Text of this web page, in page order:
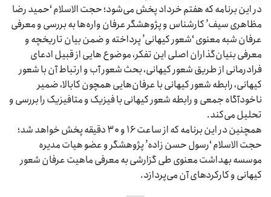
در این برنامه که هفتم خرداد پخش می‌شود؛ حجت الاسلام ‘حمید رضا
مظاهری سیف’ کارشناس و پژوهشگر عرفان واره‌ها به بررسی و معرفی
عرفان شبه معنوی ‘شعور کیهانی’ پرداخته و ضمن بیان تاریخچه و
معرفی بنیان‌گذاران اصلی این تفکر، موضوع هایی از قبیل ادعای
فرادرمانی از طریق شعور کیهانی، بحث شعور آب و ارتباط آن با شعور
کیهانی، رابطه شعور کیهانی با عرفان‌هایی همچون کابالا، ضمیر
ناخودآگاه جمعی و رابطه شعور کیهانی با فیزیک و متافیزیک را بررسی و
تحلیل می‌کند.
همچنین در این برنامه که از ساعت ۱۶ و ۳۰ دقیقه پخش خواهد شد؛
حجت الاسلام ‘رسول حسن زاده’ پژوهشگر و عضو هیات مدیره
موسسه بهداشت معنوی طی گزارشی به معرفی ماهیت عرفان شعور
کیهانی و کارکردهای آن می‌پردازد.